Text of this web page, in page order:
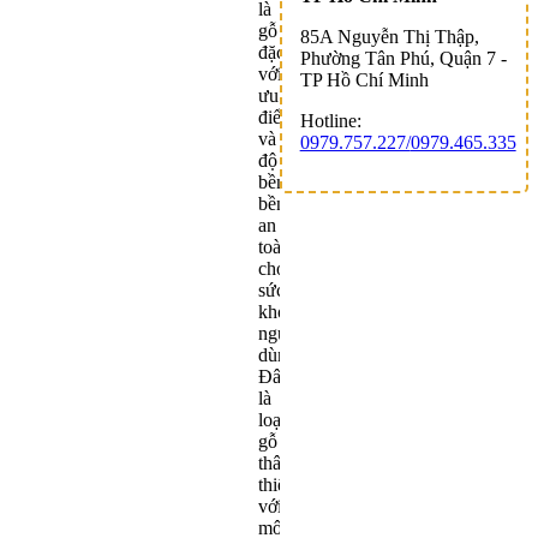
85A Nguyễn Thị Thập,
Phường Tân Phú, Quận 7 -
TP Hồ Chí Minh
Hotline:
0979.757.227/0979.465.335
là
gỗ
đặc
với
ưu
điểm
và
độ
bền
bền
an
toàn
cho
sức
khỏe
người
dùng.
Đây
là
loại
gỗ
thân
thiện
với
môi